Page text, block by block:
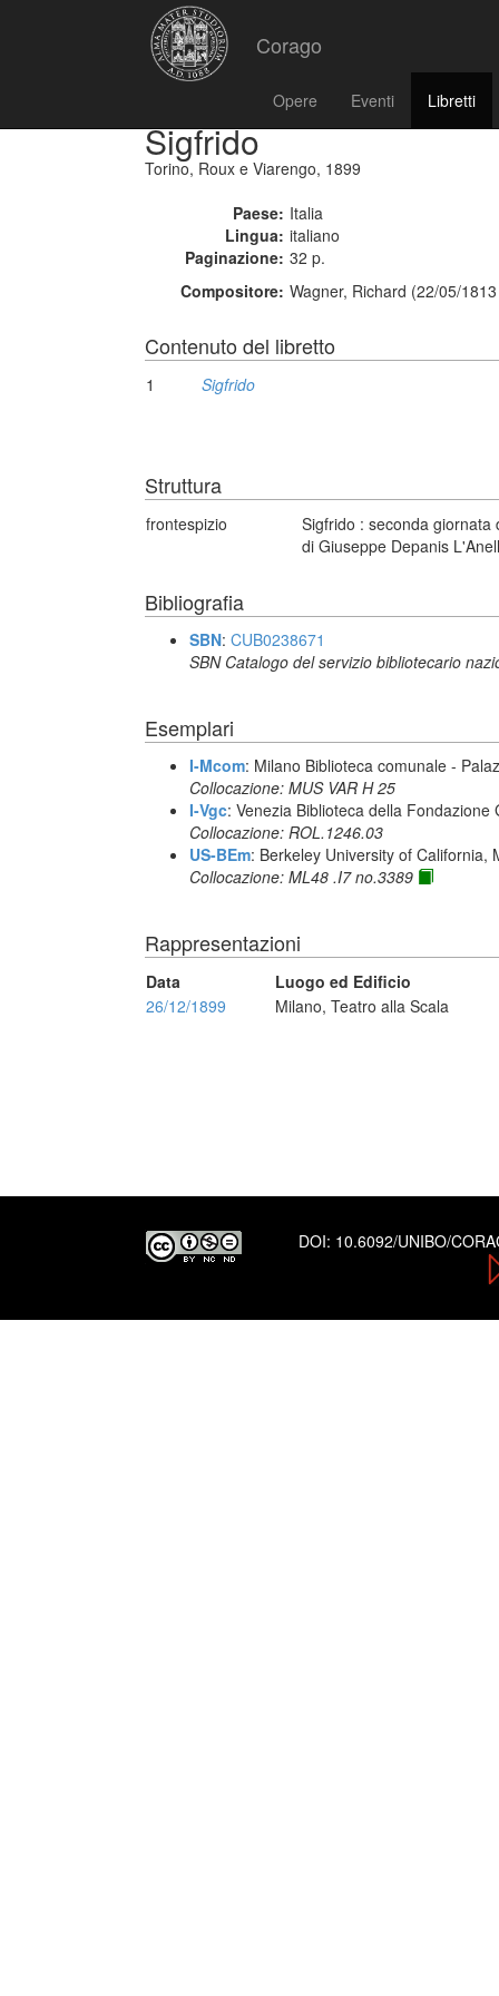
Corago
Opere Eventi Libretti
Sigfrido
Torino, Roux e Viarengo, 1899
Paese: Italia
Lingua: italiano
Paginazione: 32 p.
Compositore: Wagner, Richard (22/05/
Contenuto del libretto
1 Sigfrido
Struttura
frontespizio
Sigfrido : seconda giornata
di Giuseppe Depanis
Bibliografia
SBN: CUB0238671
SBN Catalogo del servizio bibliotecario
Esemplari
I-Mcom: Milano Biblioteca comunale -
Collocazione: MUS VAR H 25
I-Vgc: Venezia Biblioteca della Fondazione
Collocazione: ROL.1246.03
US-BEm: Berkeley University of California,
Collocazione: ML48 .I7 no.3389
Rappresentazioni
Data
Luogo ed Edificio
26/12/1899
Milano, Teatro alla Scala
DOI: 10.6092/UNIBO/